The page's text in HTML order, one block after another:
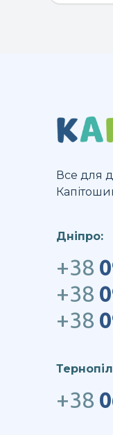
Все для
Дніпро:
+38
+38
+38
+38